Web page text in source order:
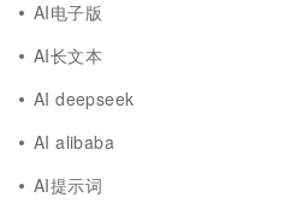
AI电子版
AI长文本
AI deepseek
AI alibaba
AI提示词